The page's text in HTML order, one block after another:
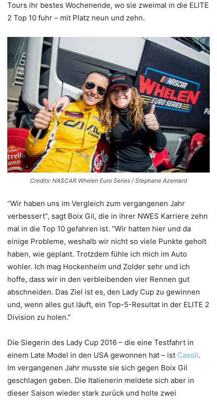
Tours ihr bestes Wochenende, wo sie zweimal in die ELITE
2 Top 10 fuhr – mit Platz neun und zehn.
Credits: NASCAR Whelen Euro Series / Stephane Azemard
“Wir haben uns im Vergleich zum vergangenen Jahr
verbessert”, sagt Boix Gil, die in ihrer NWES Karriere zehn
mal in die Top 10 gefahren ist. “Wir hatten hier und da
einige Probleme, weshalb wir nicht so viele Punkte geholt
haben, wie geplant. Trotzdem fühle ich mich im Auto
wohler. Ich mag Hockenheim und Zolder sehr und ich
hoffe, dass wir in den verbleibenden vier Rennen gut
abschneiden. Das Ziel ist es, den Lady Cup zu gewinnen
und, wenn alles gut läuft, ein Top-5-Resultat in der ELITE 2
Division zu holen.”
Die Siegerin des Lady Cup 2016 – die eine Testfahrt in
einem Late Model in den USA gewonnen hat – ist Casoli.
Im vergangenen Jahr musste sie sich gegen Boix Gil
geschlagen geben. Die Italienerin meldete sich aber in
dieser Saison wieder stark zurück und holte zwei